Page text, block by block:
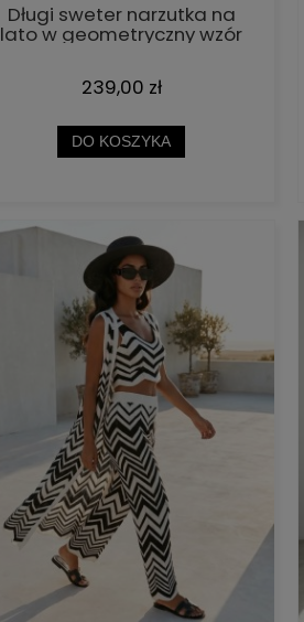
Długi sweter narzutka na
lato w geometryczny wzór
239,00 zł
DO KOSZYKA